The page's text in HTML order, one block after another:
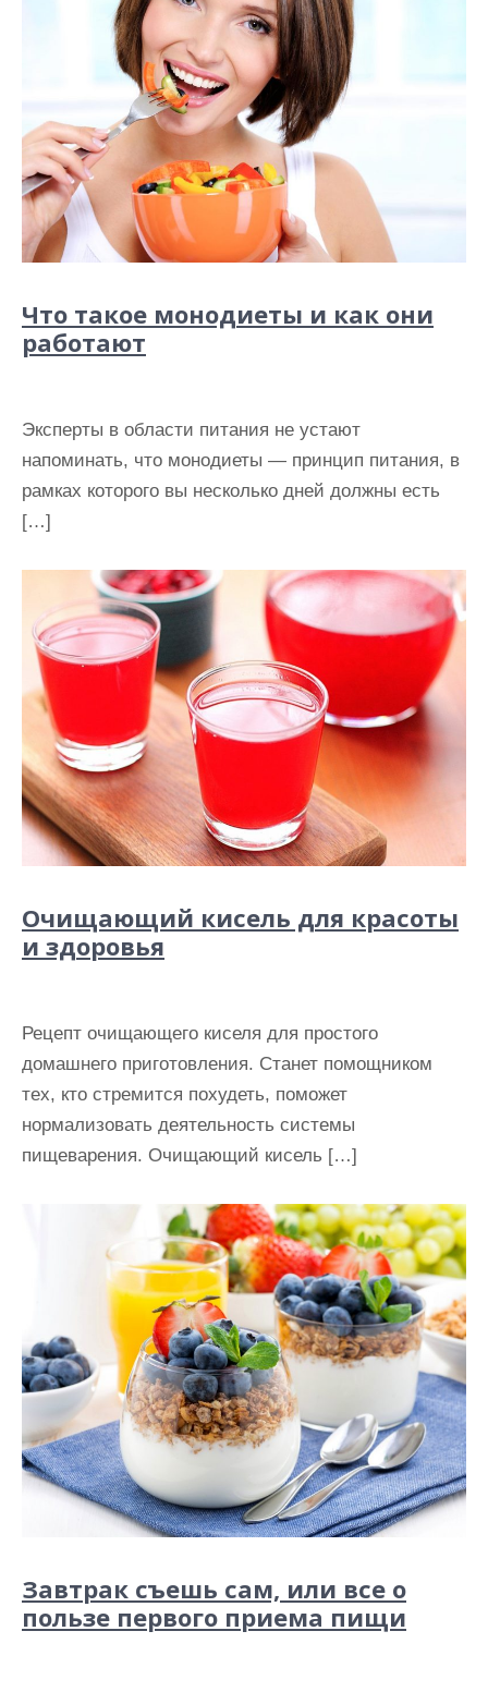
Что такое монодиеты и как они
работают
Эксперты в области питания не устают
напоминать, что монодиеты — принцип питания, в
рамках которого вы несколько дней должны есть
[…]
Очищающий кисель для красоты
и здоровья
Рецепт очищающего киселя для простого
домашнего приготовления. Станет помощником
тех, кто стремится похудеть, поможет
нормализовать деятельность системы
пищеварения. Очищающий кисель […]
Завтрак съешь сам, или все о
пользе первого приема пищи